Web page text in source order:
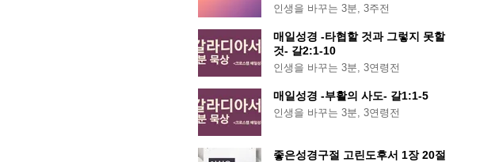
인생을 바꾸는 3분 3주전
매일성경 -타협할 것과 그렇지 못할
것- 갈2:1-10
인생을 바꾸는 3분 3연령전
매일성경 -부활의 사도- 갈1:1-5
인생을 바꾸는 3분 3연령전
좋은성경구절 고린도후서 1장 20절